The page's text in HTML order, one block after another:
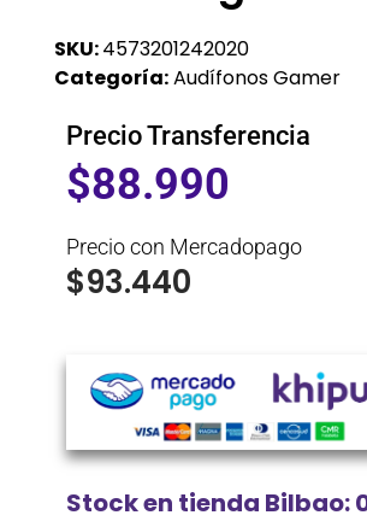
SKU:4573201242020
Categoría:Audífonos Gamer
Precio Transferencia
$88.990
Precio con Mercadopago
$93.440
Stock en tienda Bilbao: